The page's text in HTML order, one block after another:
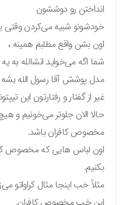
انداختن رو دوششون
خودشونو شبیه می‌کردن وقتی
اون بشن واقع مطلبم همینه ،
شما اگه می‌خواید انشالله به
مدل پوشش آقا رسول الله بشه
غیر از گفتار و رفتارتون این
حالا الان جلوتر می‌خونیم و
مخصوص کافران باشد.
اون لباس هایی که مخصوص
بکنیم.
مثلاً خب اینجا مثال کراواتو